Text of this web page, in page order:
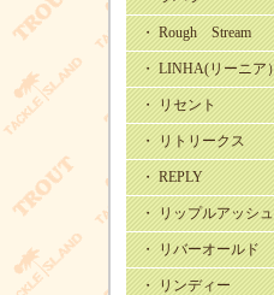
・ Rough Stream
・ LINHA(リーニア）
・ リセント
・ リトリークス
・ REPLY
・ リップルアッシュ
・ リバーオールド
・ リンディー